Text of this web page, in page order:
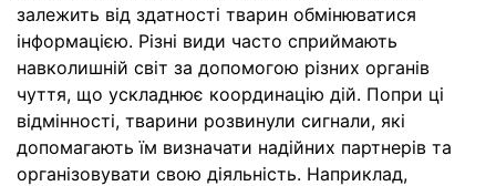
залежить від здатності тварин обмінюватися
інформацією. Різні види часто сприймають
навколишній світ за допомогою різних органів
чуття, що ускладнює координацію дій. Попри ці
відмінності, тварини розвинули сигнали, які
допомагають їм визначати надійних партнерів та
організовувати свою діяльність. Наприклад,